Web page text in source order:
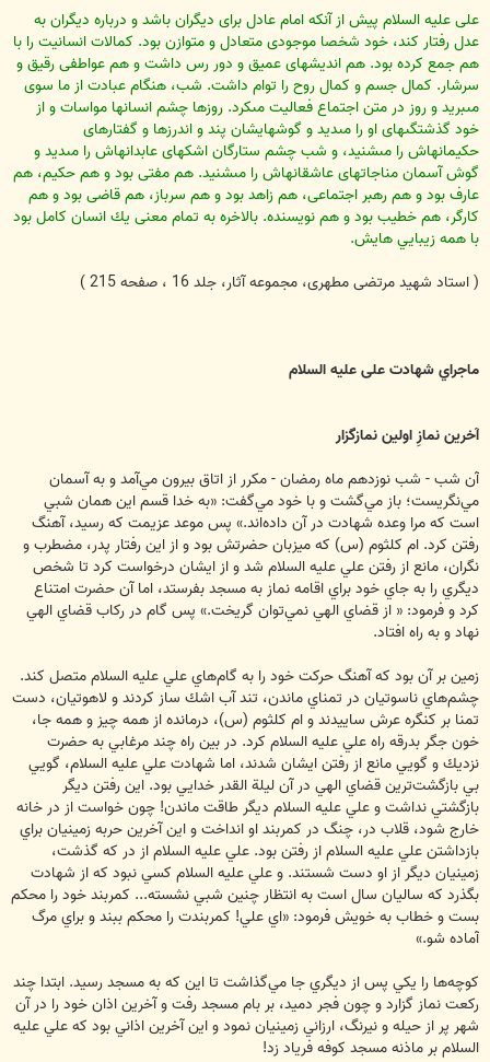
على عليه السلام پيش از آنكه امام عادل براى ديگران باشد و درباره ديگران به
عدل رفتار كند، خود شخصا موجودى متعادل و متوازن بود. كمالات انسانيت را با
هم جمع كرده بود. هم انديشه‏اى عميق و دور رس داشت و هم عواطفى رقيق و
سرشار. كمال جسم و كمال روح را توام داشت. شب، هنگام عبادت از ما سوى
مى‏بريد و روز در متن اجتماع فعاليت مى‏كرد. روزها چشم انسانها مواسات و از
خود گذشتگى‏هاى او را مى‏ديد و گوشهايشان پند و اندرزها و گفتارهاى
حكيمانه‏اش را مى‏شنيد، و شب چشم ستارگان اشكهاى عابدانه‏اش را مى‏ديد و
گوش آسمان مناجاتهاى عاشقانه‏اش را مى‏شنيد. هم مفتى بود و هم حكيم، هم
عارف بود و هم رهبر اجتماعى، هم زاهد بود و هم سرباز، هم قاضى بود و هم
كارگر، هم خطيب بود و هم نويسنده. بالاخره به تمام معنى يك انسان كامل بود
با همه زيبايي هايش.
( استاد شهيد مرتضى مطهرى، مجموعه آثار، جلد 16 ، صفحه 215 )
ماجراي شهادت على عليه السلام
آخرين نمازِ اولين نمازگزار
آن شب - شب نوزدهم ماه رمضان - مكرر از اتاق بيرون مي‌آمد و به آسمان
مي‌نگريست؛ باز مي‌گشت و با خود مي‌گفت: «به خدا قسم اين همان شبي
است كه مرا وعده شهادت در آن داده‌اند.» پس موعد عزيمت كه رسيد، آهنگ
رفتن كرد. ام كلثوم (س) كه ميزبان حضرتش بود و از اين رفتار پدر، مضطرب و
نگران، مانع از رفتن علي عليه السلام شد و از ايشان درخواست كرد تا شخص
ديگري را به جاي خود براي اقامه نماز به مسجد بفرستد، اما آن حضرت امتناع
كرد و فرمود: « از قضاي الهي نمي‌توان گريخت.» پس گام در ركاب قضاي الهي
نهاد و به راه افتاد.
زمين بر آن بود كه آهنگ حركت خود را به گام‌هاي علي عليه السلام متصل كند.
چشم‌هاي ناسوتيان در تمناي ماندن، تند آب اشك ساز كردند و لاهوتيان، دست
تمنا بر كنگره عرش ساييدند و ام كلثوم (س)، درمانده از همه چيز و همه جا،
خون جگر بدرقه راه علي عليه السلام كرد. در بين راه چند مرغابي به حضرت
نزديك و گويي مانع از رفتن ايشان شدند، اما شهادت علي عليه السلام، گويي
بي بازگشت‌ترين قضاي الهي در آن ليلة القدر خدايي بود. اين رفتن ديگر
بازگشتي نداشت و علي عليه السلام ديگر طاقت ماندن! چون خواست از در خانه
خارج شود، قلاب در، چنگ در كمربند او انداخت و اين آخرين حربه زمينيان براي
بازداشتن علي عليه السلام از رفتن بود. علي عليه السلام از در كه گذشت،
زمينيان ديگر از او دست شستند. و علي عليه السلام كسي نبود كه از شهادت
بگذرد كه ساليان سال است به انتظار چنين شبي نشسته... كمربند خود را محكم
بست و خطاب به خويش فرمود: «اي علي! كمربندت را محكم ببند و براي مرگ
آماده شو.»
كوچه‌ها را يكي پس از ديگري جا مي‌گذاشت تا اين كه به مسجد رسيد. ابتدا چند
ركعت نماز گزارد و چون فجر دميد، بر بام مسجد رفت و آخرين اذان خود را در آن
شهر پر از حيله و نيرنگ، ارزاني زمينيان نمود و اين آخرين اذاني بود كه علي عليه
السلام بر ماذنه مسجد كوفه فرياد زد!